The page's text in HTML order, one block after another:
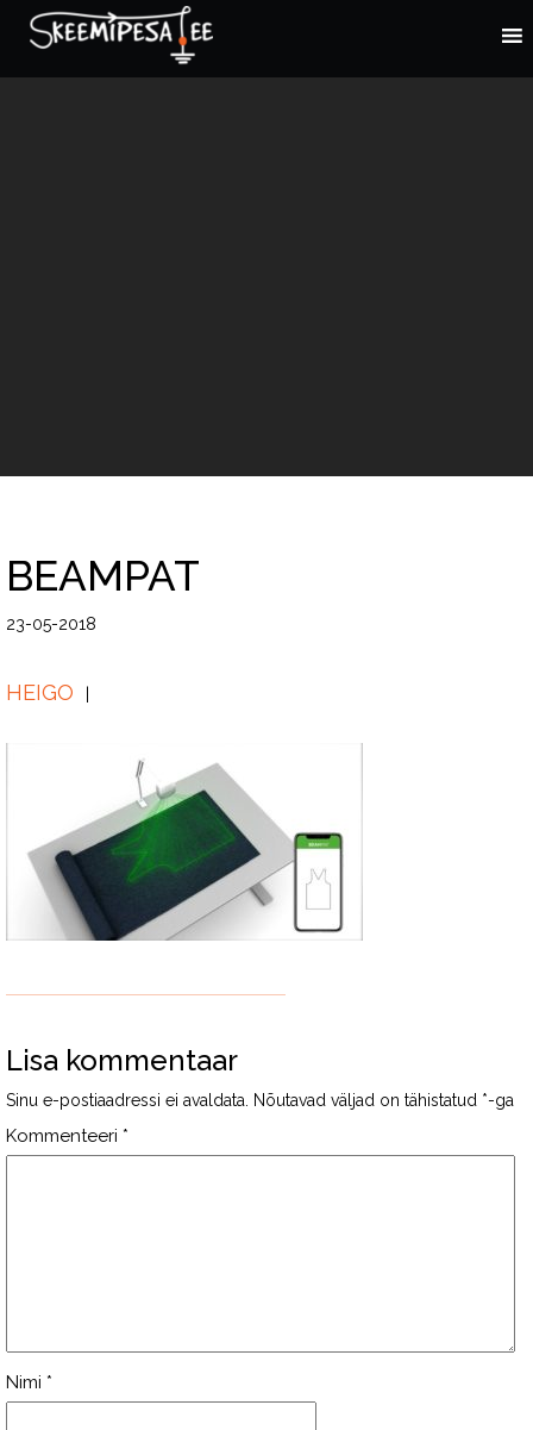
BEAMPAT
23-05-2018
HEIGO
Lisa kommentaar
Sinu e-postiaadressi ei avaldata. Nõutavad väljad on tähistatud *-ga
Kommenteeri *
Nimi *